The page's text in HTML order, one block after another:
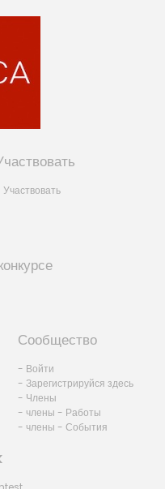
Сообщество
- Войти
- Зарегистрируйся здесь
- Члены
- члены - Работы
- члены - События